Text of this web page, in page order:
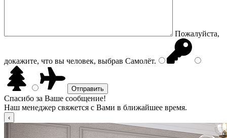
Пожалуйста,
докажите, что вы человек, выбрав Самолёт.
Спасибо за Ваше сообщение!
Наш менеджер свяжется с Вами в ближайшее время.